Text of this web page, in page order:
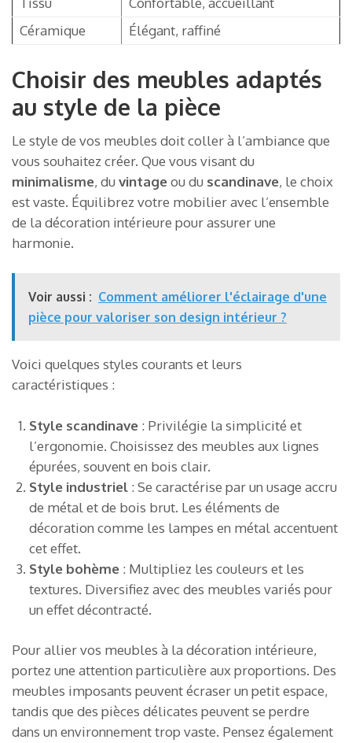
Céramique
Élégant, raffiné
Choisir des meubles adaptés
au style de la pièce
Le style de vos meubles doit coller à l’ambiance que
vous souhaitez créer. Que vous visant du
minimalisme, du vintageou du scandinave, le choix
est vaste. Équilibrez votre mobilier avec l’ensemble
de la décoration intérieure pour assurer une
harmonie.
Voir aussi : Comment améliorer l'éclairage d'une
pièce pour valoriser son design intérieur ?
Voici quelques styles courants et leurs
caractéristiques :
Style scandinave : Privilégie la simplicité et
l’ergonomie. Choisissez des meubles aux lignes
épurées, souvent en bois clair.
Style industriel : Se caractérise par un usage accru
de métal et de bois brut. Les éléments de
décoration comme les lampes en métal accentuent
cet effet.
Style bohème : Multipliez les couleurs et les
textures. Diversifiez avec des meubles variés pour
un effet décontracté.
Pour allier vos meubles à la décoration intérieure,
portez une attention particulière aux proportions. Des
meubles imposants peuvent écraser un petit espace,
tandis que des pièces délicates peuvent se perdre
dans un environnement trop vaste. Pensez également